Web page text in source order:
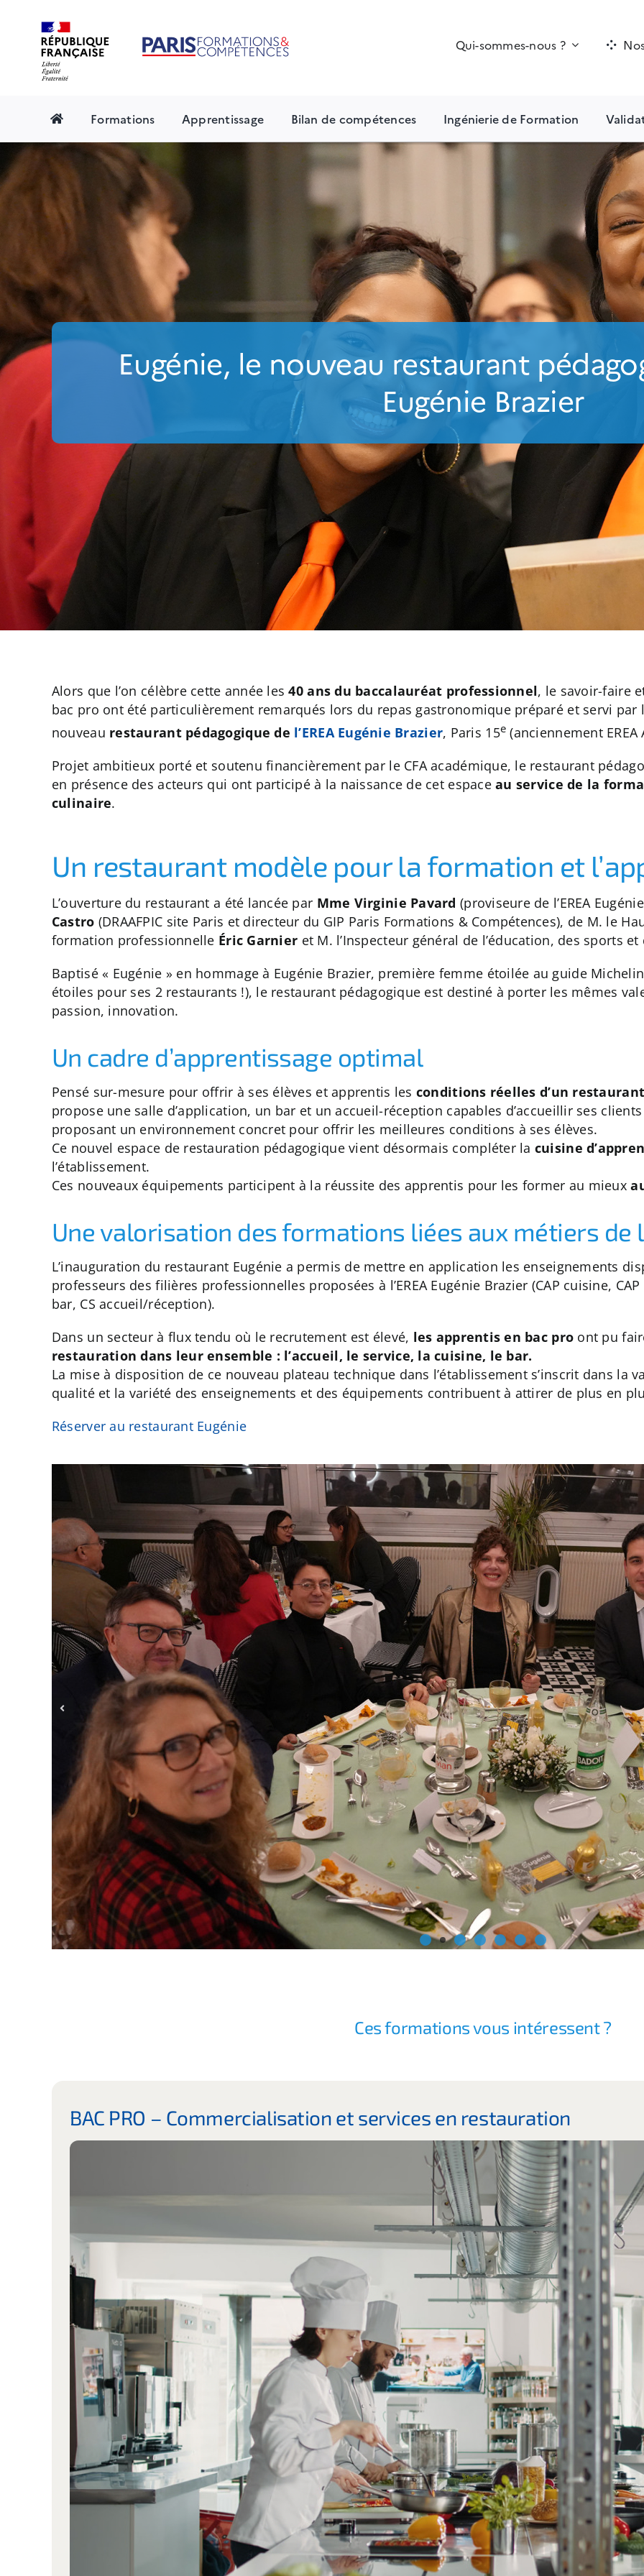
content
Qui-sommes-nous ?
Formations Apprentissage Bilan de compétences Ingénierie de Formation
Eugénie, le nouveau restaurant
Eugénie Brazier
Alors que l’on célèbre cette année les40 ans du baccalauréat professionnel, le savoir-faire
bac pro ont été particulièrement remarqués lors du repas gastronomique préparé et servi
nouveau restaurant pédagogique de l’EREA Eugénie Brazier, Paris 15e (anciennement
Projet ambitieux porté et soutenu financièrement par le CFA académique, le restaurant
en présence des acteurs qui ont participé à la naissance de cet espaceau service de la
culinaire.
Un restaurant modèle pour la formation et
L’ouverture du restaurant a été lancée par Mme Virginie Pavard (proviseure de l’EREA
Castro (DRAAFPIC site Paris et directeur du GIP Paris Formations & Compétences), de M. le
formation professionnelle Éric Garnier et M. l’Inspecteur général de l’éducation, des sports
Baptisé « Eugénie » en hommage à Eugénie Brazier, première femme étoilée au guide
étoiles pour ses 2 restaurants !), le restaurant pédagogique est destiné à porter les mêmes
passion, innovation.
Un cadre d’apprentissage optimal
Pensé sur-mesure pour offrir à ses élèves et apprentis les conditions réelles d’un
propose une salle d’application, un bar et un accueil-réception capables d’accueillir ses
proposant un environnement concret pour offrir les meilleures conditions à ses élèves.
Ce nouvel espace de restauration pédagogique vient désormais compléter la cuisine
l’établissement.
Ces nouveaux équipements participent à la réussite des apprentis pour les former au mieux
Une valorisation des formations liées aux métiers de
L’inauguration du restaurant Eugénie a permis de mettre en application les enseignements
professeurs des filières professionnelles proposées à l’EREA Eugénie Brazier (CAP cuisine,
bar, CS accueil/réception).
Dans un secteur à flux tendu où le recrutement est élevé, les apprentis en bac pro ont pu
restauration dans leur ensemble : l’accueil, le service, la cuisine, le bar.
La mise à disposition de ce nouveau plateau technique dans l’établissement s’inscrit dans la
qualité et la variété des enseignements et des équipements contribuent à attirer de plus en
Réserver au restaurant Eugénie
Ces formations vous intéressent ?
BAC PRO – Commercialisation et services en restauration